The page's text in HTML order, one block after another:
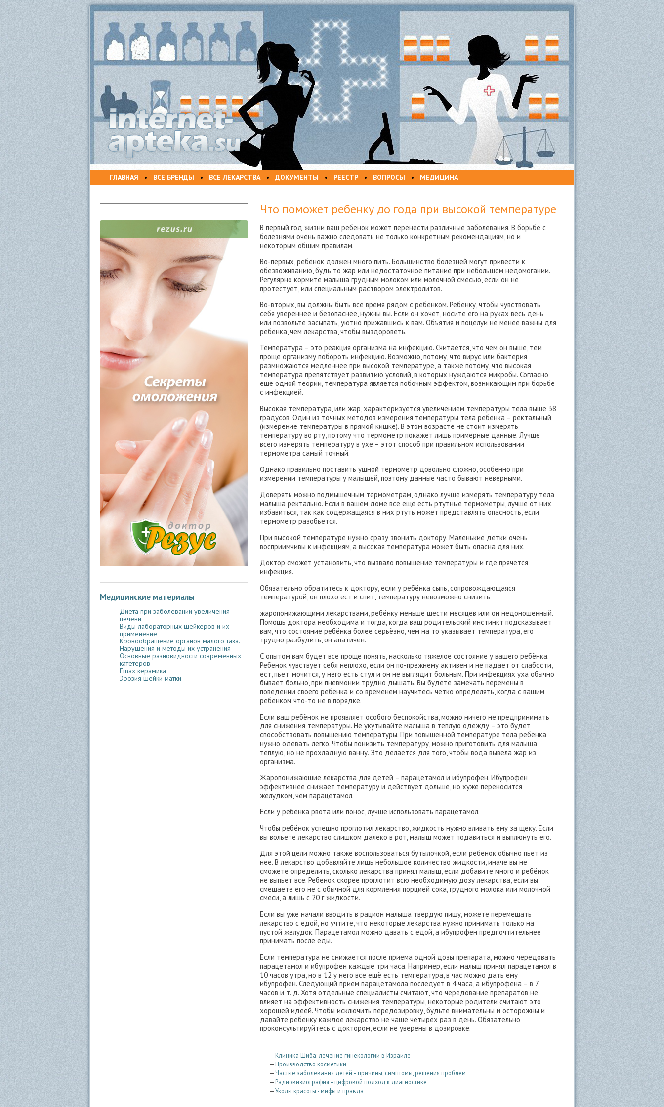
ГЛАВНАЯ • ВСЕ БРЕНДЫ • ВСЕ ЛЕКАРСТВА• ДОКУМЕНТЫ • РЕЕСТР • ВОПРОСЫ • МЕДИЦИНА
Медицинские материалы
Диета при заболевании увеличения
печени
Виды лабораторных шейкеров и их
применение
Кровообращение органов малого таза.
Нарушения и методы их устранения
Основные разновидности современных
катетеров
Emax керамика
Эрозия шейки матки
Что поможет ребенку до года при высокой температуре
В первый год жизни ваш ребёнок может перенести различные заболевания. В борьбе с
болезнями очень важно следовать не только конкретным рекомендациям, но и
некоторым общим правилам.
Во-первых, ребёнок должен много пить. Большинство болезней могут привести к
обезвоживанию, будь то жар или недостаточное питание при небольшом недомогании.
Регулярно кормите малыша грудным молоком или молочной смесью, если он не
протестует, или специальным раствором электролитов.
Во-вторых, вы должны быть все время рядом с ребёнком. Ребенку, чтобы чувствовать
себя увереннее и безопаснее, нужны вы. Если он хочет, носите его на руках весь день
или позвольте засыпать, уютно прижавшись к вам. Объятия и поцелуи не менее важны для
ребёнка, чем лекарства, чтобы выздороветь.
Температура – это реакция организма на инфекцию. Считается, что чем он выше, тем
проще организму побороть инфекцию. Возможно, потому, что вирус или бактерия
размножаются медленнее при высокой температуре, а также потому, что высокая
температура препятствует развитию условий, в которых нуждаются микробы. Согласно
ещё одной теории, температура является побочным эффектом, возникающим при борьбе
с инфекцией.
Высокая температура, или жар, характеризуется увеличением температуры тела выше 38
градусов. Один из точных методов измерения температуры тела ребёнка – ректальный
(измерение температуры в прямой кишке). В этом возрасте не стоит измерять
температуру во рту, потому что термометр покажет лишь примерные данные. Лучше
всего измерять температуру в ухе – этот способ при правильном использовании
термометра самый точный.
Однако правильно поставить ушной термометр довольно сложно, особенно при
измерении температуры у малышей, поэтому данные часто бывают неверными.
Доверять можно подмышечным термометрам, однако лучше измерять температуру тела
малыша ректально. Если в вашем доме все ещё есть ртутные термометры, лучше от них
избавиться, так как содержащаяся в них ртуть может представлять опасность, если
термометр разобьется.
При высокой температуре нужно сразу звонить доктору. Маленькие детки очень
восприимчивы к инфекциям, а высокая температура может быть опасна для них.
Доктор сможет установить, что вызвало повышение температуры и где прячется
инфекция.
Обязательно обратитесь к доктору, если у ребёнка сыпь, сопровождающаяся
температурой, он плохо ест и спит, температуру невозможно снизить
жаропонижающими лекарствами, ребёнку меньше шести месяцев или он недоношенный.
Помощь доктора необходима и тогда, когда ваш родительский инстинкт подсказывает
вам, что состояние ребёнка более серьёзно, чем на то указывает температура, его
трудно разбудить, он апатичен.
С опытом вам будет все проще понять, насколько тяжелое состояние у вашего ребёнка.
Ребенок чувствует себя неплохо, если он по-прежнему активен и не падает от слабости,
ест, пьет, мочится, у него есть стул и он не выглядит больным. При инфекциях уха обычно
бывает больно, при пневмонии трудно дышать. Вы будете замечать перемены в
поведении своего ребёнка и со временем научитесь четко определять, когда с вашим
ребёнком что-то не в порядке.
Если ваш ребёнок не проявляет особого беспокойства, можно ничего не предпринимать
для снижения температуры. Не укутывайте малыша в теплую одежду – это будет
способствовать повышению температуры. При повышенной температуре тела ребёнка
нужно одевать легко. Чтобы понизить температуру, можно приготовить для малыша
теплую, но не прохладную ванну. Это делается для того, чтобы вода вывела жар из
организма.
Жаропонижающие лекарства для детей – парацетамол и ибупрофен. Ибупрофен
эффективнее снижает температуру и действует дольше, но хуже переносится
желудком, чем парацетамол.
Если у ребёнка рвота или понос, лучше использовать парацетамол.
Чтобы ребёнок успешно проглотил лекарство, жидкость нужно вливать ему за щеку. Если
вы вольете лекарство слишком далеко в рот, малыш может подавиться и выплюнуть его.
Для этой цели можно также воспользоваться бутылочкой, если ребёнок обычно пьет из
нее. В лекарство добавляйте лишь небольшое количество жидкости, иначе вы не
сможете определить, сколько лекарства принял малыш, если добавите много и ребёнок
не выпьет все. Ребенок скорее проглотит всю необходимую дозу лекарства, если вы
смешаете его не с обычной для кормления порцией сока, грудного молока или молочной
смеси, а лишь с 20 г жидкости.
Если вы уже начали вводить в рацион малыша твердую пищу, можете перемешать
лекарство с едой, но учтите, что некоторые лекарства нужно принимать только на
пустой желудок. Парацетамол можно давать с едой, а ибупрофен предпочтительнее
принимать после еды.
Если температура не снижается после приема одной дозы препарата, можно чередовать
парацетамол и ибупрофен каждые три часа. Например, если малыш принял парацетамол в
10 часов утра, но в 12 у него все ещё есть температура, в час можно дать ему
ибупрофен. Следующий прием парацетамола последует в 4 часа, а ибупрофена – в 7
часов и т. д. Хотя отдельные специалисты считают, что чередование препаратов не
влияет на эффективность снижения температуры, некоторые родители считают это
хорошей идеей. Чтобы исключить передозировку, будьте внимательны и осторожны и
давайте ребёнку каждое лекарство не чаще четырёх раз в день. Обязательно
проконсультируйтесь с доктором, если не уверены в дозировке.
— Клиника Шиба: лечение гинекологии в Израиле
— Производство косметики
— Частые заболевания детей – причины, симптомы, решения проблем
— Радиовизиография – цифровой подход к диагностике
—Уколы красоты - мифы и правда